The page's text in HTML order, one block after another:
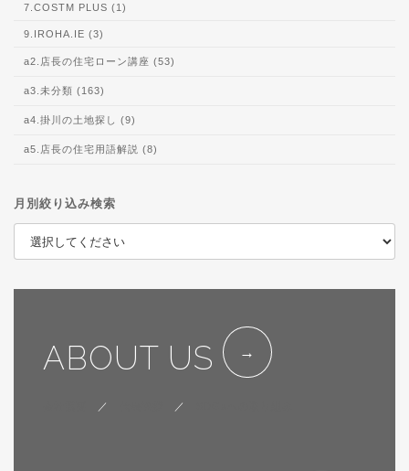
7.COSTM PLUS (1)
9.IROHA.IE (3)
a2.店長の住宅ローン講座 (53)
a3.未分類 (163)
a4.掛川の土地探し (9)
a5.店長の住宅用語解説 (8)
月別絞り込み検索
ABOUT US
／ ／